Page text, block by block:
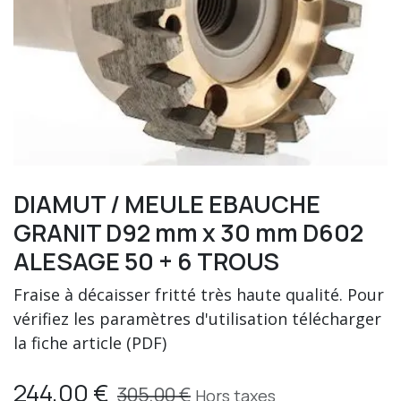
DIAMUT / MEULE EBAUCHE
GRANIT D92 mm x 30 mm D602
ALESAGE 50 + 6 TROUS
Fraise à décaisser fritté très haute qualité. Pour
vérifiez les paramètres d'utilisation télécharger
la fiche article (PDF)
244,00 € 305,00€ Hors taxes